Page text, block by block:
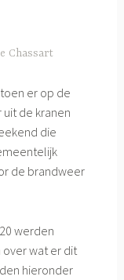
Chassart
er op de
de kranen
die
de brandweer
werden
wat er dit
hieronder